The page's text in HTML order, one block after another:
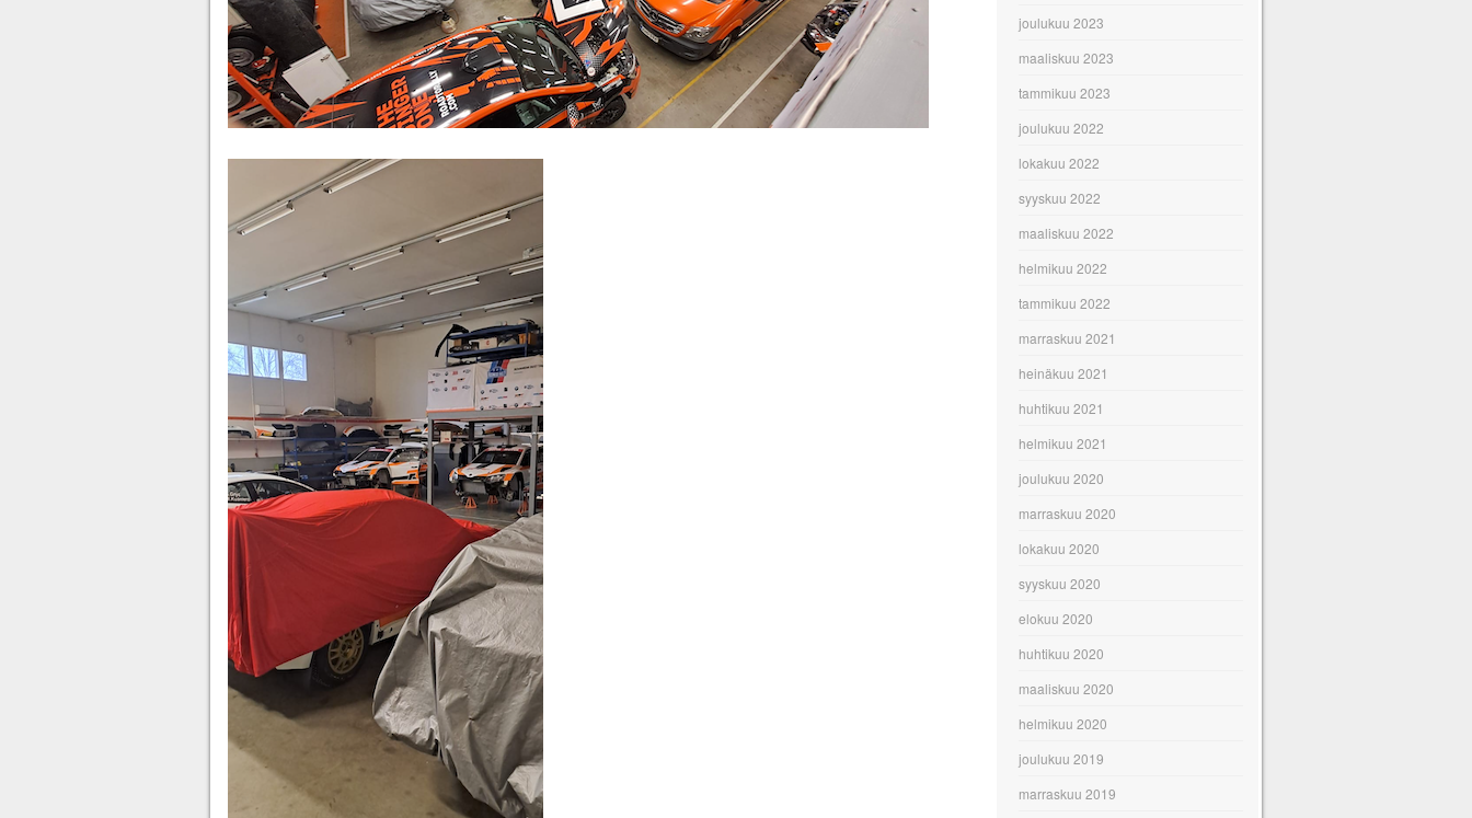
joulukuu 2023
maaliskuu 2023
tammikuu 2023
joulukuu 2022
lokakuu 2022
syyskuu 2022
maaliskuu 2022
helmikuu 2022
tammikuu 2022
marraskuu 2021
heinäkuu 2021
huhtikuu 2021
helmikuu 2021
joulukuu 2020
marraskuu 2020
lokakuu 2020
syyskuu 2020
elokuu 2020
huhtikuu 2020
maaliskuu 2020
helmikuu 2020
joulukuu 2019
marraskuu 2019